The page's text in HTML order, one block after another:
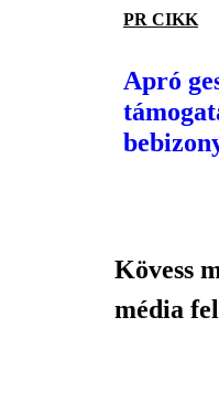
PR CIKK
Apró
Kövess
média